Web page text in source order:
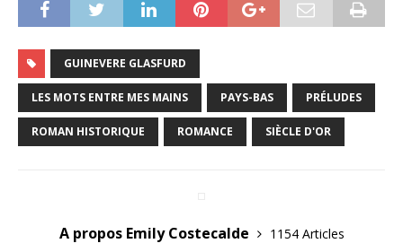
GUINEVERE GLASFURD
LES MOTS ENTRE MES MAINS PAYS-BAS PRÉLUDES
ROMAN HISTORIQUE ROMANCE SIÈCLE D'OR
A propos Emily Costecalde
1154 Articles